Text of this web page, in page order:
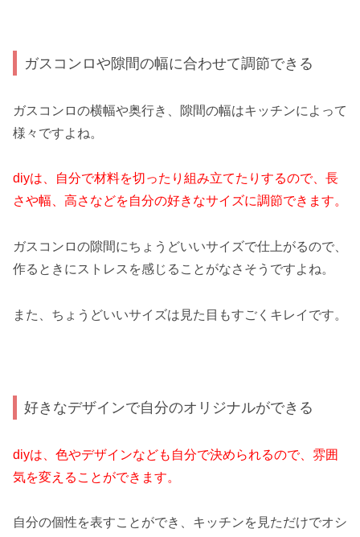
ガスコンロや隙間の幅に合わせて調節できる
ガスコンロの横幅や奥行き、隙間の幅はキッチンによって
様々ですよね。
diyは、自分で材料を切ったり組み立てたりするので、長
さや幅、高さなどを自分の好きなサイズに調節できます。
ガスコンロの隙間にちょうどいいサイズで仕上がるので、
作るときにストレスを感じることがなさそうですよね。
また、ちょうどいいサイズは見た目もすごくキレイです。
好きなデザインで自分のオリジナルができる
diyは、色やデザインなども自分で決められるので、雰囲
気を変えることができます。
自分の個性を表すことができ、キッチンを見ただけでオシ